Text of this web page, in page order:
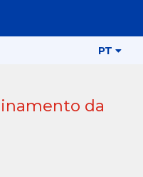
PT
da